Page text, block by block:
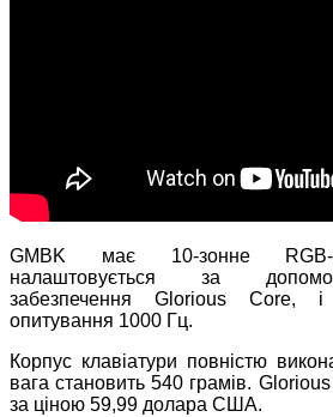
GMBK має 10-зонне RGB-
налаштовується за
забезпечення Glorious Core, і
опитування 1000 Гц.
Корпус клавіатури повністю
вага становить 540 грамів.
за ціною 59,99 долара США.